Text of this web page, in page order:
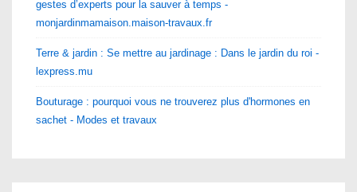
gestes d’experts pour la sauver à temps -
monjardinmamaison.maison-travaux.fr
Terre & jardin : Se mettre au jardinage : Dans le jardin du roi -
lexpress.mu
Bouturage : pourquoi vous ne trouverez plus d'hormones en
sachet - Modes et travaux